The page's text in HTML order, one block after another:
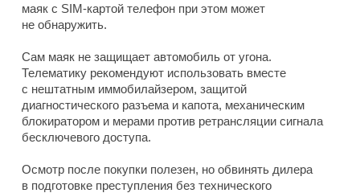
маяк с SIM-картой телефон при этом может
не обнаружить.
Сам маяк не защищает автомобиль от угона.
Телематику рекомендуют использовать вместе
с нештатным иммобилайзером, защитой
диагностического разъема и капота, механическим
блокиратором и мерами против ретрансляции сигнала
бесключевого доступа.
Осмотр после покупки полезен, но обвинять дилера
в подготовке преступления без технического